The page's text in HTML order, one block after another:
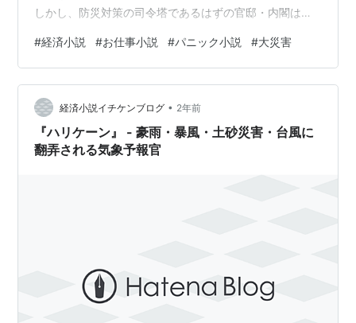
しかし、防災対策の司令塔であるはずの官邸・内閣は、
指令に盲従し、判断ミスを重ねていきます。内閣府防災
政策企画官の文月祐美は、そうした官邸・顧問団のやり
方に抗して、被害の最小化をめざそうとするのです
が……。大災害による被害がどのようにして広がっていく
のか、その過程で、人々の言動が、どのように変わって
いくのか、よくわかる作品です。防災専門官という…
#経済小説 #お仕事小説 #パニック小説 #大災害
経済小説イチケンブログ • 2年前
『ハリケーン』 - 豪雨・暴風・土砂災害・台風に
翻弄される気象予報官